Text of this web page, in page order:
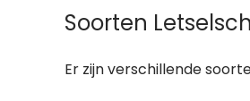
Soorten
Er zijn verschillende